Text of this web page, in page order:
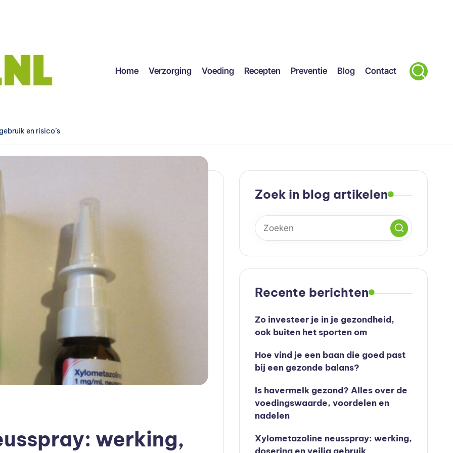
Home Verzorging Voeding Recepten Preventie Blog Contact
en risico’s
werking,
Zoek in blog artikelen
Recente berichten
Zo investeer je in je gezondheid,
ook buiten het sporten om
Hoe vind je een baan die goed past
bij een gezonde balans?
Is havermelk gezond? Alles over de
voedingswaarde, voordelen en
nadelen
Xylometazoline neusspray: werking,